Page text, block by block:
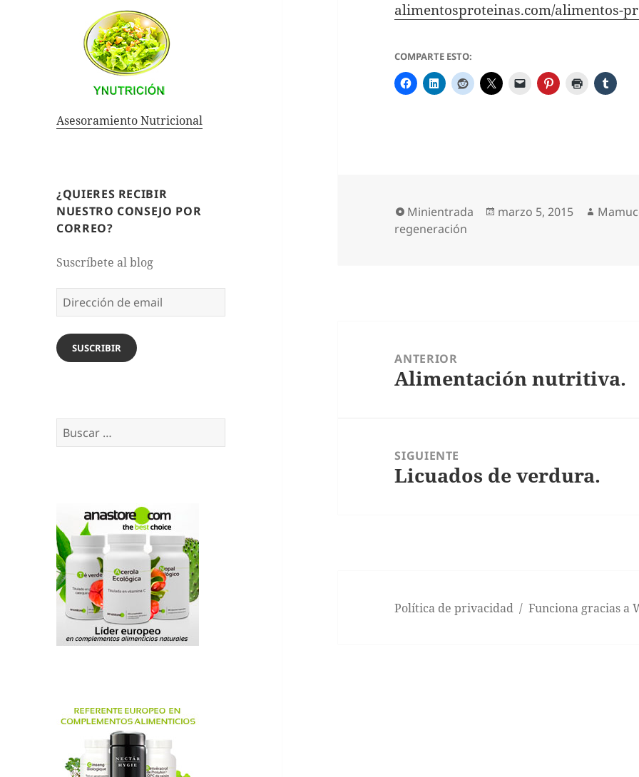
Asesoramiento Nutricional
¿QUIERES RECIBIR
NUESTRO CONSEJO POR
CORREO?
Suscríbete al blog
Dirección
de
email
SUSCRIBIR
Buscar:
alimentosproteinas.com/alimentos-
COMPARTE ESTO:
Formato
Minientrada
Publicado
marzo 5, 2015 Autor
regeneración
entradas
ANTERIOR
Entrada
Alimentación nutritiva.
SIGUIENTE
Entrada
Licuados de verdura.
Política de privacidad Funciona gracias a